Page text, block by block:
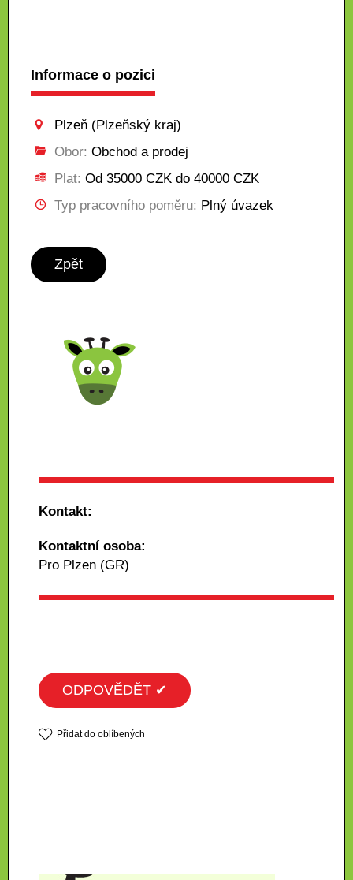
Informace o pozici
Plzeň (Plzeňský kraj)
Obor: Obchod a prodej
Plat: Od 35000 CZK do 40000 CZK
Typ pracovního poměru: Plný úvazek
Zpět
Kontakt:
Kontaktní osoba:
Pro Plzen (GR)
ODPOVĚDĚT ✔
Přidat do oblíbených